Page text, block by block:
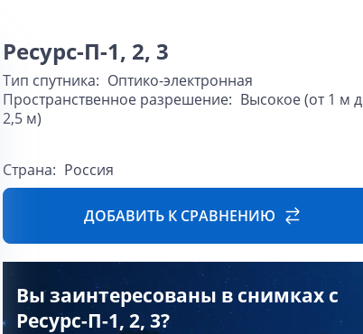
Ресурс-П-1, 2, 3
Тип спутника: Оптико-электронная
Пространственное разрешение: Высокое (от 1 м
2,5 м)
Страна: Россия
ДОБАВИТЬ К СРАВНЕНИЮ
Вы заинтересованы в снимках с
Ресурс-П-1, 2, 3?